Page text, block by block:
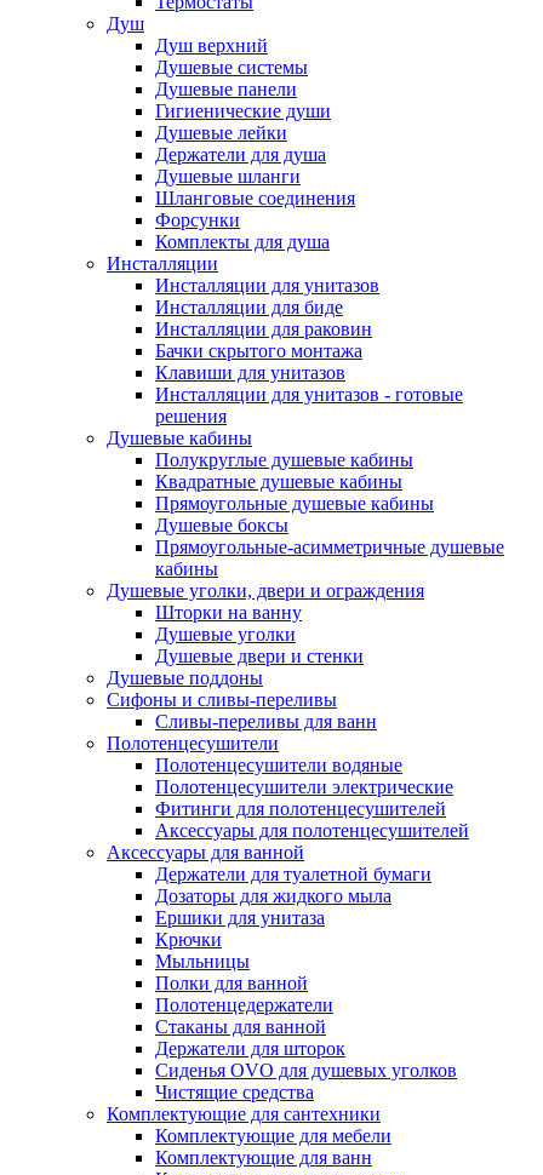
Душ
Душ верхний
Душевые системы
Душевые панели
Гигиенические души
Душевые лейки
Держатели для душа
Душевые шланги
Шланговые соединения
Форсунки
Комплекты для душа
Инсталляции
Инсталляции для унитазов
Инсталляции для биде
Инсталляции для раковин
Бачки скрытого монтажа
Клавиши для унитазов
Инсталляции для унитазов - готовые
решения
Душевые кабины
Полукруглые душевые кабины
Квадратные душевые кабины
Прямоугольные душевые кабины
Душевые боксы
Прямоугольные-асимметричные душевые
кабины
Душевые уголки, двери и ограждения
Шторки на ванну
Душевые уголки
Душевые двери и стенки
Душевые поддоны
Сифоны и сливы-переливы
Сливы-переливы для ванн
Полотенцесушители
Полотенцесушители водяные
Полотенцесушители электрические
Фитинги для полотенцесушителей
Аксессуары для полотенцесушителей
Аксессуары для ванной
Держатели для туалетной бумаги
Дозаторы для жидкого мыла
Ершики для унитаза
Крючки
Мыльницы
Полки для ванной
Полотенцедержатели
Стаканы для ванной
Держатели для шторок
Сиденья OVO для душевых уголков
Чистящие средства
Комплектующие для сантехники
Комплектующие для мебели
Комплектующие для ванн